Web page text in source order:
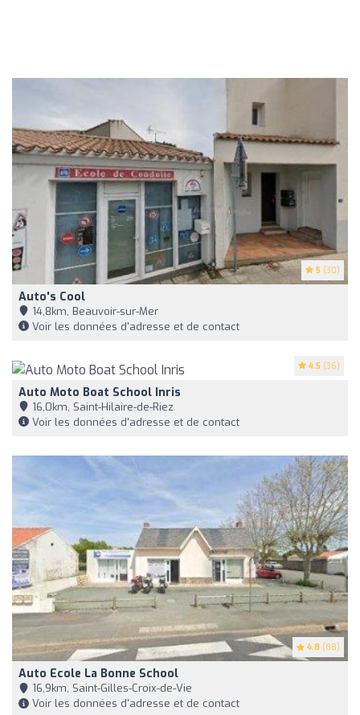
5 (30)
Auto's Cool
14,8km, Beauvoir-sur-Mer
Voir les données d'adresse et de contact
4.5 (36)
Auto Moto Boat School Inris
16,0km, Saint-Hilaire-de-Riez
Voir les données d'adresse et de contact
4.8 (88)
Auto Ecole La Bonne School
16,9km, Saint-Gilles-Croix-de-Vie
Voir les données d'adresse et de contact